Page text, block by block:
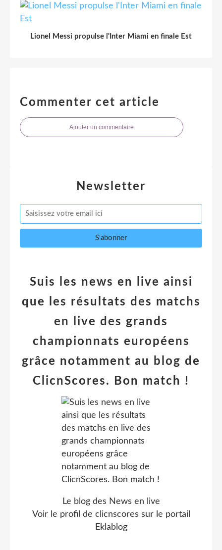
Lionel Messi propulse l'Inter Miami en finale Est
Commenter cet article
Ajouter un commentaire
Newsletter
Suis les news en live ainsi
que les résultats des matchs
en live des grands
championnats européens
grâce notamment au blog de
ClicnScores. Bon match !
Le blog des News en live
Voir le profil de clicnscores sur le portail
Eklablog